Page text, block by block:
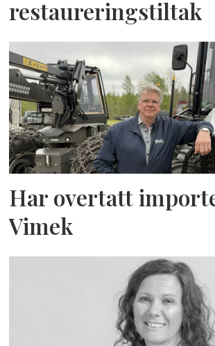
restaureringstiltak
Har overtatt
Vimek